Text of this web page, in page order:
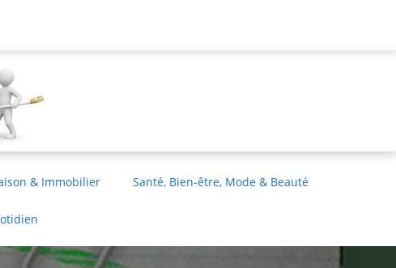
& Immobilier Santé, Bien-être, Mode & Beauté